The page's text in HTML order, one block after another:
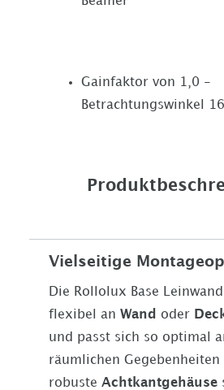
Gainfaktor von 1,0 -
Betrachtungswinkel
Vielseitige
Die Rollolux Base
flexibel an Wand oder
und passt sich so optimal
räumlichen Gegebenheiten
robuste Achtkantgehäuse